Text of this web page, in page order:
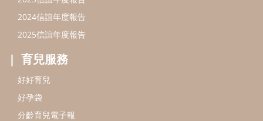
2024信誼年度報告
2025信誼年度報告
育兒服務
好好育兒
好孕袋
分齡育兒電子報